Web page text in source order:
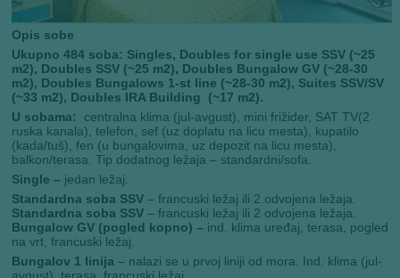
Opis sobe
Ukupno 484 soba: Singles, Doubles for single use SSV (~25
m2), Doubles SSV (~25 m2), Doubles Bungalow GV (~28-30
m2), Doubles Bungalows 1-st line (~28-30 m2), Suites SSV/SV
(~33 m2), Doubles IRA Building (~17 m2).
U sobama:
centralna klima (jul-avgust), mini frižider, SAT TV(2
ruska kanala), telefon, sef (uz doplatu na licu mesta), kupatilo
(kada/tuš), fen (u bungalovima, uz depozit na licu mesta),
balkon/terasa. Tip dodatnog ležaja – standardni/sofa.
Single – jedan ležaj.
Standardna soba SSV – francuski ležaj ili 2 odvojena ležaja.
Standardna soba SSV – francuski ležaj ili 2 odvojena ležaja.
Bungalow GV (pogled kopno) – ind. klima uređaj, terasa, pogled
na vrt, francuski ležaj.
Bungalov 1 linija – nalazi se u prvoj liniji od mora. Ind. klima (jul-